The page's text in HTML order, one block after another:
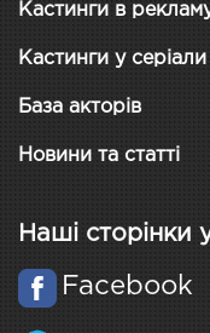
Кастинги в
Кастинги у серіали
База акторів
Новини та статті
Наші сторінки
Facebook